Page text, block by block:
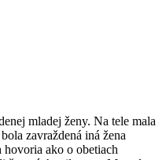
mladej ženy. Na tele mala
zavraždená iná žena
ako o obetiach